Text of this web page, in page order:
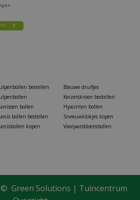
bestellen
bollen
bollen bestellen
kopen
Blauwe druifjes
Keizerskroon bestellen
Hyacinten bollen
Sneeuwklokjes kopen
Voorjaarsbloembollen
© Green Solutions | Tuincentrum